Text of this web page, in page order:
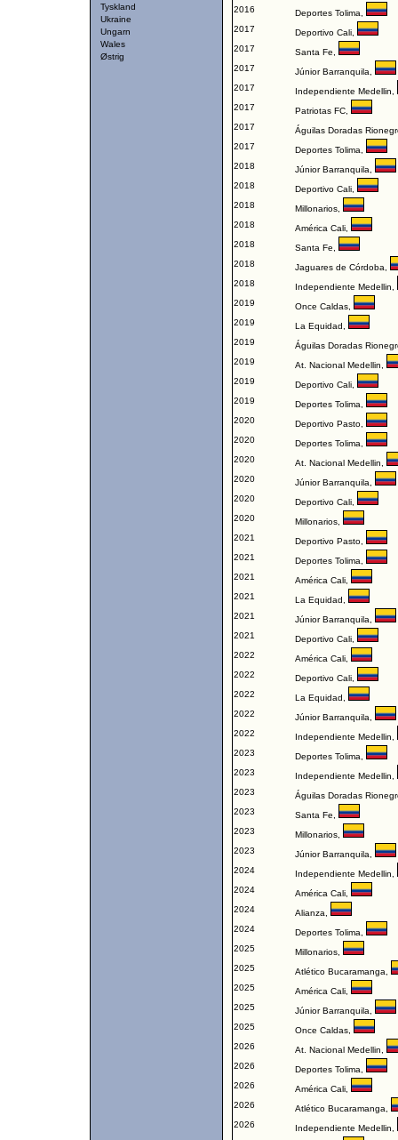
Tyskland
Ukraine
Ungarn
Wales
Østrig
2016
Deportes Tolima
2017
Deportivo Cali
2017
Santa Fe
2017
Júnior Barranquila
2017
Independiente Medellin
2017
Patriotas FC
2017
Águilas Doradas
2017
Deportes Tolima
2018
Júnior Barranquila
2018
Deportivo Cali
2018
Millonarios
2018
América Cali
2018
Santa Fe
2018
Jaguares de Córdoba
2018
Independiente Medellin
2019
Once Caldas
2019
La Equidad
2019
Águilas Doradas
2019
At. Nacional Medellin
2019
Deportivo Cali
2019
Deportes Tolima
2020
Deportivo Pasto
2020
Deportes Tolima
2020
At. Nacional Medellin
2020
Júnior Barranquila
2020
Deportivo Cali
2020
Millonarios
2021
Deportivo Pasto
2021
Deportes Tolima
2021
América Cali
2021
La Equidad
2021
Júnior Barranquila
2021
Deportivo Cali
2022
América Cali
2022
Deportivo Cali
2022
La Equidad
2022
Júnior Barranquila
2022
Independiente Medellin
2023
Deportes Tolima
2023
Independiente Medellin
2023
Águilas Doradas
2023
Santa Fe
2023
Millonarios
2023
Júnior Barranquila
2024
Independiente Medellin
2024
América Cali
2024
Alianza
2024
Deportes Tolima
2025
Millonarios
2025
Atlético Bucaramanga
2025
América Cali
2025
Júnior Barranquila
2025
Once Caldas
2026
At. Nacional Medellin
2026
Deportes Tolima
2026
América Cali
2026
Atlético Bucaramanga
2026
Independiente Medellin